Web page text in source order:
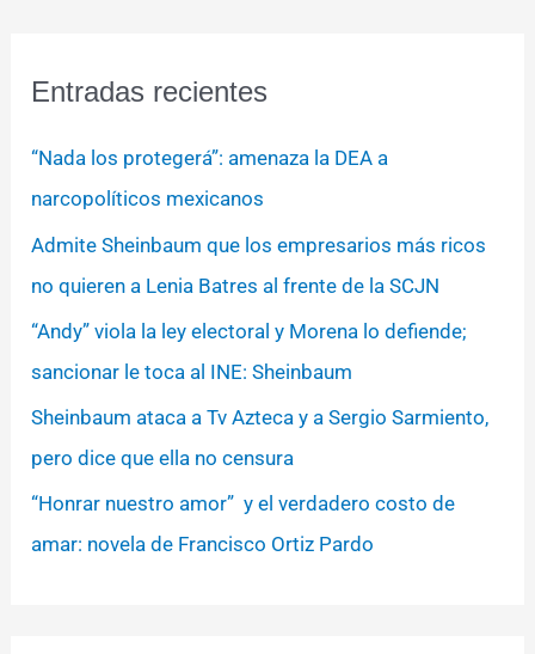
Entradas recientes
“Nada los protegerá”: amenaza la DEA a
narcopolíticos mexicanos
Admite Sheinbaum que los empresarios más ricos
no quieren a Lenia Batres al frente de la SCJN
“Andy” viola la ley electoral y Morena lo defiende;
sancionar le toca al INE: Sheinbaum
Sheinbaum ataca a Tv Azteca y a Sergio Sarmiento,
pero dice que ella no censura
“Honrar nuestro amor” y el verdadero costo de
amar: novela de Francisco Ortiz Pardo